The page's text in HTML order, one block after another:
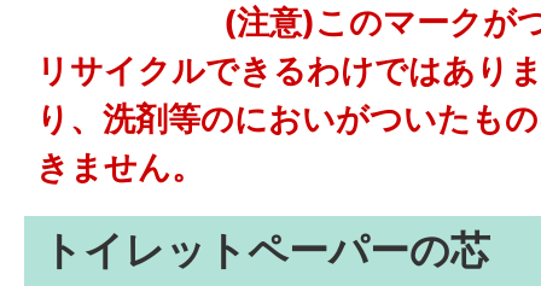
(注意)このマークが
リサイクルできるわけではあり
り、洗剤等のにおいがついたも
きません。
トイレットペーパーの芯